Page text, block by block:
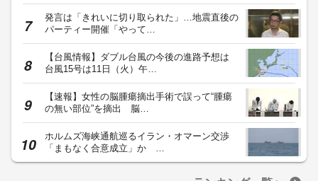
発言は「きれいに切り取られた」…地震直後の
パーティー開催「やって…
【台風情報】ダブル台風の今後の進路予想は
台風15号は11日（火）午…
【速報】女性の脳腫瘍摘出手術で誤って“腫瘍
の無い部位”を摘出 脳…
ホルムズ海峡通航巡るイラン・オマーン交渉
「まもなく合意成立」か …